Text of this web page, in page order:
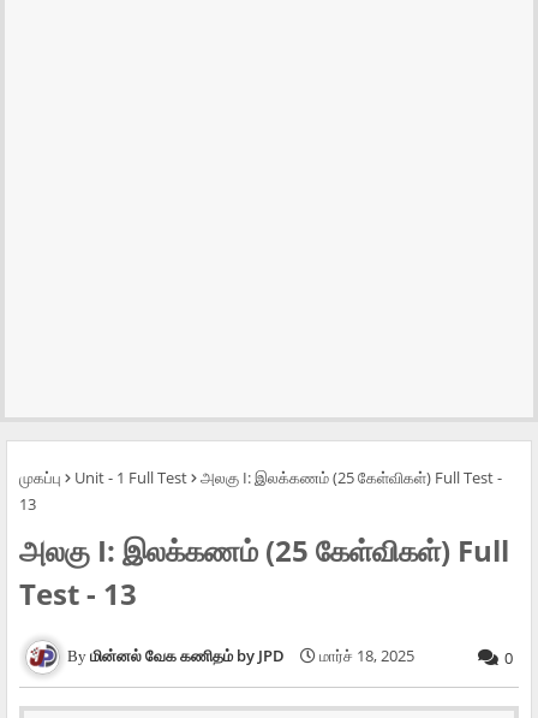
முகப்பு Unit - 1 Full Test
அலகு I: இலக்கணம் (25 கேள்விகள்) Full Test -
13
அலகு I: இலக்கணம் (25 கேள்விகள்) Full
Test - 13
மின்னல் வேக கணிதம் by JPD மார்ச் 18, 2025 0